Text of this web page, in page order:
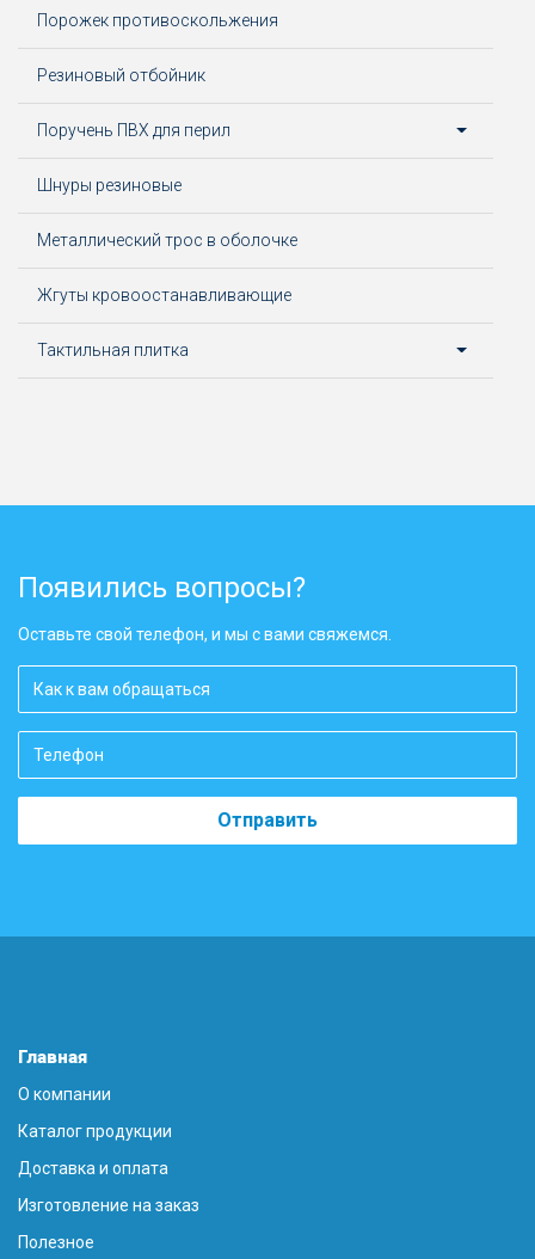
Порожек противоскольжения
Резиновый отбойник
Поручень ПВХ для перил
Шнуры резиновые
Металлический трос в оболочке
Жгуты кровоостанавливающие
Тактильная плитка
Появились вопросы?
Оставьте свой телефон, и мы с вами свяжемся.
Отправить
Главная
О компании
Каталог продукции
Доставка и оплата
Изготовление на заказ
Полезное